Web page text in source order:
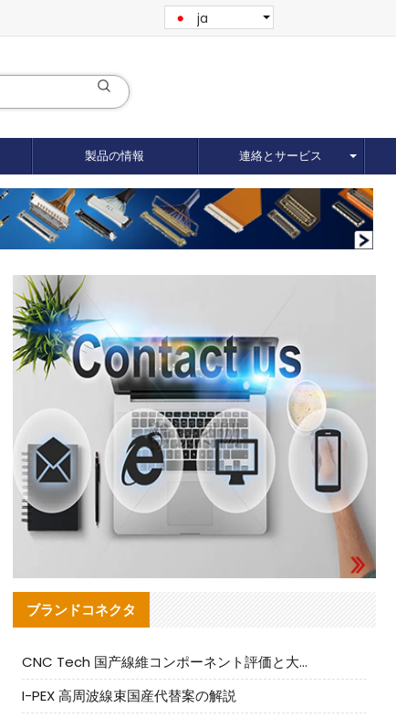
ja
製品の情報 連絡とサービス
ブランドコネクタ
CNC Tech 国产線維コンポーネント評価と大量生産適合ガイド
I-PEX 高周波線束国産代替案の解説